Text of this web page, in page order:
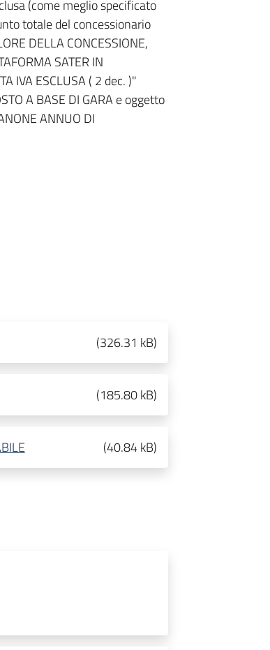
(come meglio specificato
totale del concessionario
DELLA CONCESSIONE,
SATER IN
IVA ESCLUSA ( 2 dec. )"
A BASE DI GARA e oggetto
ANNUO DI
(326.31 kB)
(185.80 kB)
(40.84 kB)